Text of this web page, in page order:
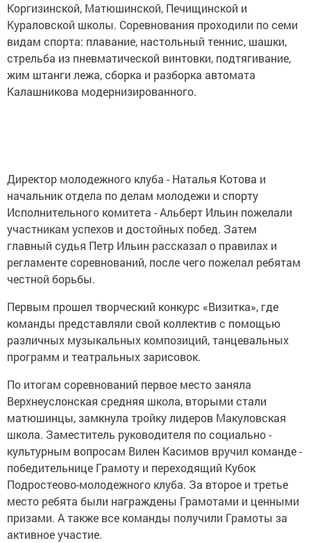
Коргизинской, Матюшинской, Печищинской и
Кураловской школы. Соревнования проходили по семи
видам спорта: плавание, настольный теннис, шашки,
стрельба из пневматической винтовки, подтягивание,
жим штанги лежа, сборка и разборка автомата
Калашникова модернизированного.
Директор молодежного клуба - Наталья Котова и
начальник отдела по делам молодежи и спорту
Исполнительного комитета - Альберт Ильин пожелали
участникам успехов и достойных побед. Затем
главный судья Петр Ильин рассказал о правилах и
регламенте соревнований, после чего пожелал ребятам
честной борьбы.
Первым прошел творческий конкурс «Визитка», где
команды представляли свой коллектив с помощью
различных музыкальных композиций, танцевальных
программ и театральных зарисовок.
По итогам соревнований первое место заняла
Верхнеуслонская средняя школа, вторыми стали
матюшинцы, замкнула тройку лидеров Макуловская
школа. Заместитель руководителя по социально -
культурным вопросам Вилен Касимов вручил команде -
победительнице Грамоту и переходящий Кубок
Подростеово-молодежного клуба. За второе и третье
место ребята были награждены Грамотами и ценными
призами. А также все команды получили Грамоты за
активное участие.